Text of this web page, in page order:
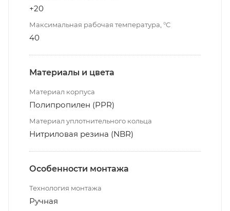
+20
Максимальная рабочая температура, °С
40
Материалы и цвета
Материал корпуса
Полипропилен (PPR)
Материал уплотнительного кольца
Нитриловая резина (NBR)
Особенности монтажа
Технология монтажа
Ручная